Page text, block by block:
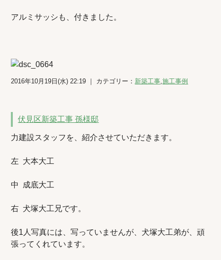
アルミサッシも、付きました。
2016年10月19日(水) 22:19 ｜ カテゴリー： 新築工事,施工事例
伏見区新築工事 孫様邸
力建設スタッフを、紹介させていただきます。
左 大本大工
中 成底大工
右 犬塚大工兄です。
後1人写真には、写っていませんが、犬塚大工弟が、頑
張ってくれています。